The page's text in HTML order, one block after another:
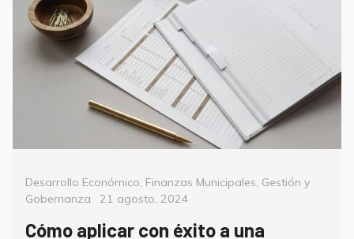
Categorías
Desarrollo Económico Finanzas Municipales Gestión y
Gobernanza
Posted
21 agosto, 2024
Cómo aplicar con éxito a una